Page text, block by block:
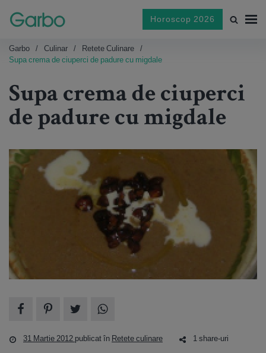
Horoscop 2026
Garbo Culinar
Retete Culinare
Supa crema de ciuperci de padure cu migdale
Supa crema de ciuperci
de padure cu migdale
31 Martie 2012 publicat în Retete culinare 1 share-uri